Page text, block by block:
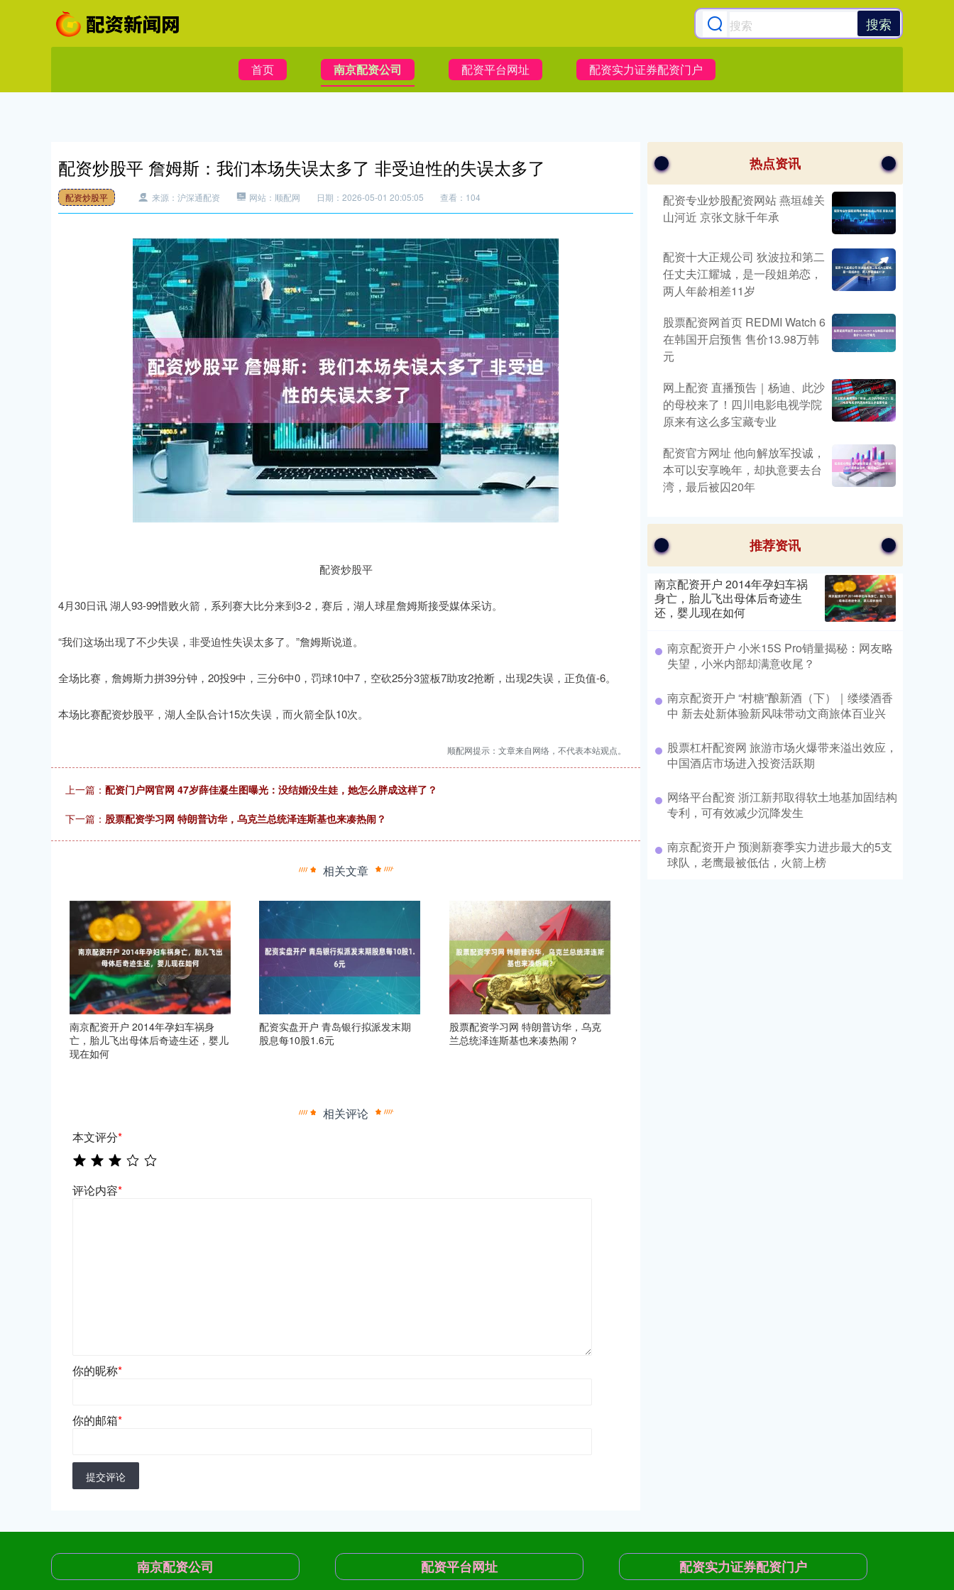
搜索
首页 南京配资公司 配资平台网址 配资实力证券配资门户
配资炒股平 詹姆斯：我们本场失误太多了 非受迫性的失误太多了
配资炒股平 来源：沪深通配资 网站：顺配网 日期：2026-05-01 20:05:05 查看：104
配资炒股平
4月30日讯 湖人93-99惜败火箭，系列赛大比分来到3-2，赛后，湖人球星詹姆斯接受媒体采访。
“我们这场出现了不少失误，非受迫性失误太多了。”詹姆斯说道。
全场比赛，詹姆斯力拼39分钟，20投9中，三分6中0，罚球10中7，空砍25分3篮板7助攻2抢断，出现2失误，正负值-6。
本场比赛配资炒股平，湖人全队合计15次失误，而火箭全队10次。
顺配网提示：文章来自网络，不代表本站观点。
上一篇： 配资门户网官网 47岁薛佳凝生图曝光：没结婚没生娃，她怎么胖成这样了？
下一篇： 股票配资学习网 特朗普访华，乌克兰总统泽连斯基也来凑热闹？
相关文章
南京配资开户 2014年孕妇车祸身
亡，胎儿飞出母体后奇迹生还，婴儿
现在如何
配资实盘开户 青岛银行拟派发末期
股息每10股1.6元
股票配资学习网 特朗普访华，乌克
兰总统泽连斯基也来凑热闹？
相关评论
本文评分*
评论内容*
你的昵称*
你的邮箱*
提交评论
热点资讯
配资专业炒股配资网站 燕垣雄关
山河近 京张文脉千年承
配资十大正规公司 狄波拉和第二
任丈夫江耀城，是一段姐弟恋，
两人年龄相差11岁
股票配资网首页 REDMI Watch 6
在韩国开启预售 售价13.98万韩
元
网上配资 直播预告｜杨迪、此沙
的母校来了！四川电影电视学院
原来有这么多宝藏专业
配资官方网址 他向解放军投诚，
本可以安享晚年，却执意要去台
湾，最后被囚20年
推荐资讯
南京配资开户 2014年孕妇车祸
身亡，胎儿飞出母体后奇迹生
还，婴儿现在如何
南京配资开户 小米15S Pro销量揭秘：网友略
失望，小米内部却满意收尾？
南京配资开户 “村糖”酿新酒（下）｜缕缕酒香
中 新去处新体验新风味带动文商旅体百业兴
股票杠杆配资网 旅游市场火爆带来溢出效应，
中国酒店市场进入投资活跃期
网络平台配资 浙江新邦取得软土地基加固结构
专利，可有效减少沉降发生
南京配资开户 预测新赛季实力进步最大的5支
球队，老鹰最被低估，火箭上榜
南京配资公司 配资平台网址 配资实力证券配资门户